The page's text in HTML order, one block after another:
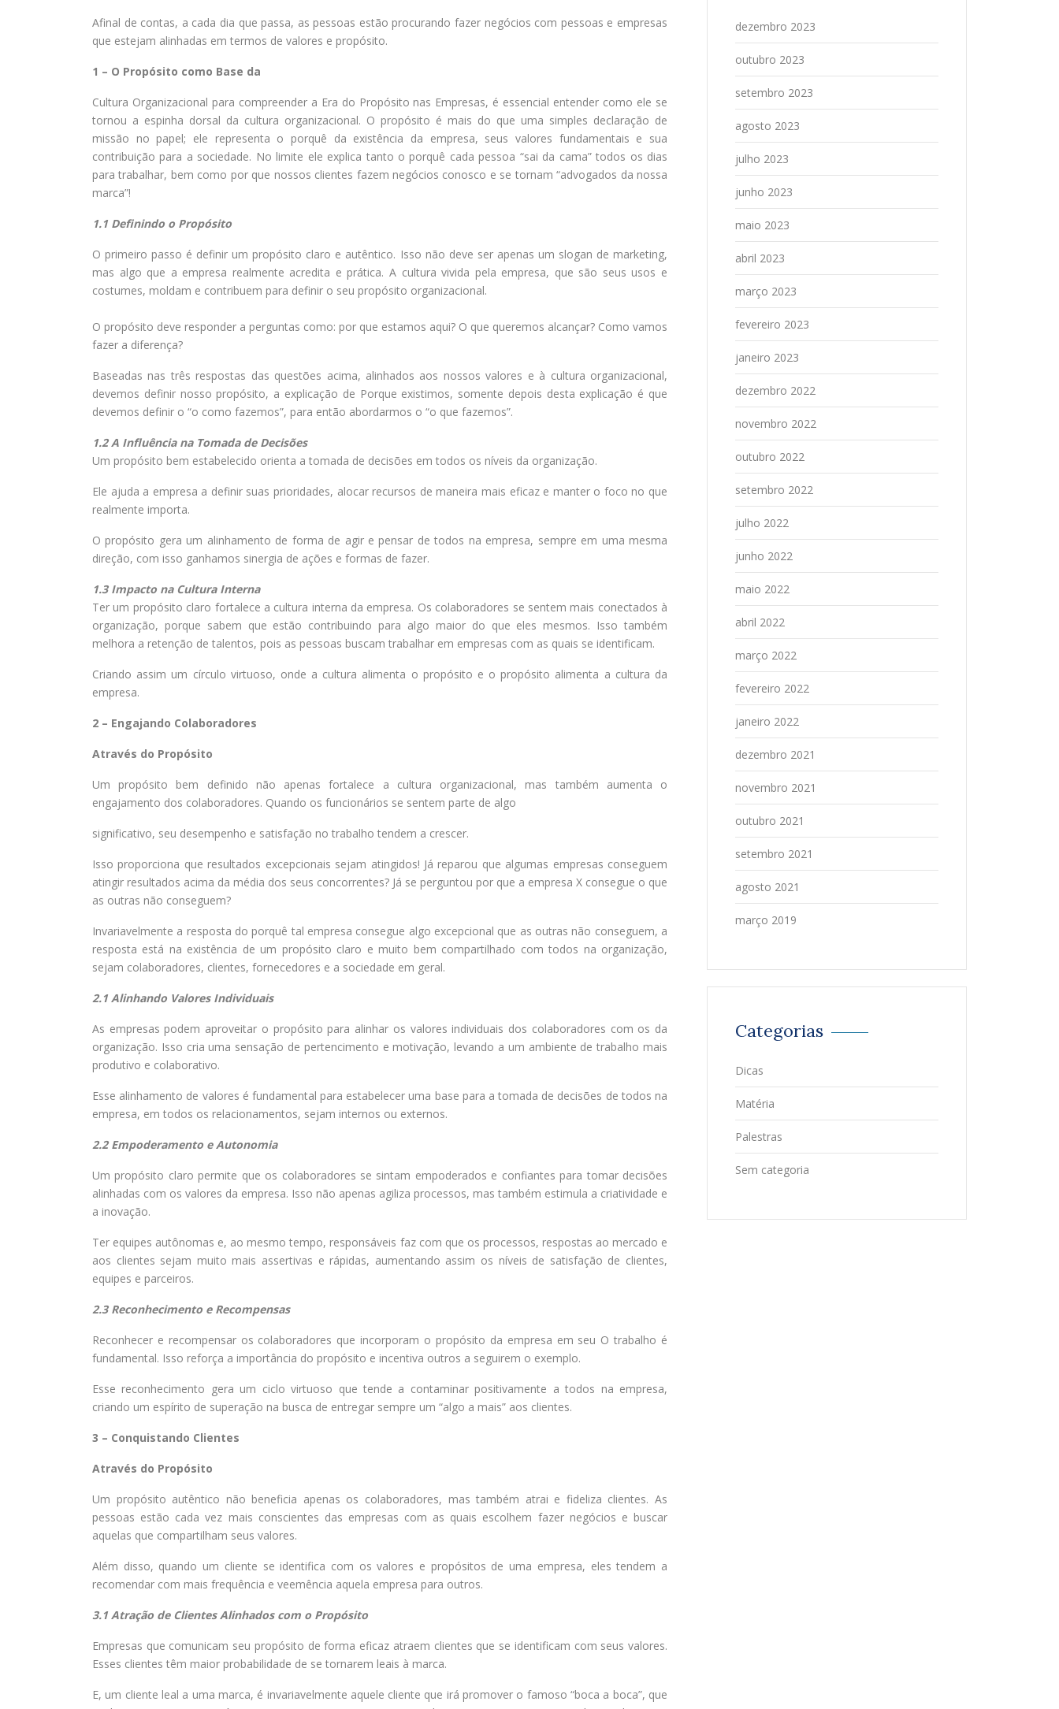
Afinal de contas, a cada dia que passa, as pessoas estão procurando fazer negócios com pessoas e empresas
que estejam alinhadas em termos de valores e propósito.
1 – O Propósito como Base da
Cultura Organizacional para compreender a Era do Propósito nas Empresas, é essencial entender como ele se
tornou a espinha dorsal da cultura organizacional. O propósito é mais do que uma simples declaração de
missão no papel; ele representa o porquê da existência da empresa, seus valores fundamentais e sua
contribuição para a sociedade. No limite ele explica tanto o porquê cada pessoa “sai da cama” todos os dias
para trabalhar, bem como por que nossos clientes fazem negócios conosco e se tornam “advogados da nossa
marca”!
1.1 Definindo o Propósito
O primeiro passo é definir um propósito claro e autêntico. Isso não deve ser apenas um slogan de marketing,
mas algo que a empresa realmente acredita e prática. A cultura vivida pela empresa, que são seus usos e
costumes, moldam e contribuem para definir o seu propósito organizacional.
O propósito deve responder a perguntas como: por que estamos aqui? O que queremos alcançar? Como vamos
fazer a diferença?
Baseadas nas três respostas das questões acima, alinhados aos nossos valores e à cultura organizacional,
devemos definir nosso propósito, a explicação de Porque existimos, somente depois desta explicação é que
devemos definir o “o como fazemos”, para então abordarmos o “o que fazemos”.
1.2 A Influência na Tomada de Decisões
Um propósito bem estabelecido orienta a tomada de decisões em todos os níveis da organização.
Ele ajuda a empresa a definir suas prioridades, alocar recursos de maneira mais eficaz e manter o foco no que
realmente importa.
O propósito gera um alinhamento de forma de agir e pensar de todos na empresa, sempre em uma mesma
direção, com isso ganhamos sinergia de ações e formas de fazer.
1.3 Impacto na Cultura Interna
Ter um propósito claro fortalece a cultura interna da empresa. Os colaboradores se sentem mais conectados à
organização, porque sabem que estão contribuindo para algo maior do que eles mesmos. Isso também
melhora a retenção de talentos, pois as pessoas buscam trabalhar em empresas com as quais se identificam.
Criando assim um círculo virtuoso, onde a cultura alimenta o propósito e o propósito alimenta a cultura da
empresa.
2 – Engajando Colaboradores
Através do Propósito
Um propósito bem definido não apenas fortalece a cultura organizacional, mas também aumenta o
engajamento dos colaboradores. Quando os funcionários se sentem parte de algo
significativo, seu desempenho e satisfação no trabalho tendem a crescer.
Isso proporciona que resultados excepcionais sejam atingidos! Já reparou que algumas empresas conseguem
atingir resultados acima da média dos seus concorrentes? Já se perguntou por que a empresa X consegue o que
as outras não conseguem?
Invariavelmente a resposta do porquê tal empresa consegue algo excepcional que as outras não conseguem, a
resposta está na existência de um propósito claro e muito bem compartilhado com todos na organização,
sejam colaboradores, clientes, fornecedores e a sociedade em geral.
2.1 Alinhando Valores Individuais
As empresas podem aproveitar o propósito para alinhar os valores individuais dos colaboradores com os da
organização. Isso cria uma sensação de pertencimento e motivação, levando a um ambiente de trabalho mais
produtivo e colaborativo.
Esse alinhamento de valores é fundamental para estabelecer uma base para a tomada de decisões de todos na
empresa, em todos os relacionamentos, sejam internos ou externos.
2.2 Empoderamento e Autonomia
Um propósito claro permite que os colaboradores se sintam empoderados e confiantes para tomar decisões
alinhadas com os valores da empresa. Isso não apenas agiliza processos, mas também estimula a criatividade e
a inovação.
Ter equipes autônomas e, ao mesmo tempo, responsáveis faz com que os processos, respostas ao mercado e
aos clientes sejam muito mais assertivas e rápidas, aumentando assim os níveis de satisfação de clientes,
equipes e parceiros.
2.3 Reconhecimento e Recompensas
Reconhecer e recompensar os colaboradores que incorporam o propósito da empresa em seu O trabalho é
fundamental. Isso reforça a importância do propósito e incentiva outros a seguirem o exemplo.
Esse reconhecimento gera um ciclo virtuoso que tende a contaminar positivamente a todos na empresa,
criando um espírito de superação na busca de entregar sempre um “algo a mais” aos clientes.
3 – Conquistando Clientes
Através do Propósito
Um propósito autêntico não beneficia apenas os colaboradores, mas também atrai e fideliza clientes. As
pessoas estão cada vez mais conscientes das empresas com as quais escolhem fazer negócios e buscar
aquelas que compartilham seus valores.
Além disso, quando um cliente se identifica com os valores e propósitos de uma empresa, eles tendem a
recomendar com mais frequência e veemência aquela empresa para outros.
3.1 Atração de Clientes Alinhados com o Propósito
Empresas que comunicam seu propósito de forma eficaz atraem clientes que se identificam com seus valores.
Esses clientes têm maior probabilidade de se tornarem leais à marca.
E, um cliente leal a uma marca, é invariavelmente aquele cliente que irá promover o famoso “boca a boca”, que
dezembro 2023
outubro 2023
setembro 2023
agosto 2023
julho 2023
junho 2023
maio 2023
abril 2023
março 2023
fevereiro 2023
janeiro 2023
dezembro 2022
novembro 2022
outubro 2022
setembro 2022
julho 2022
junho 2022
maio 2022
abril 2022
março 2022
fevereiro 2022
janeiro 2022
dezembro 2021
novembro 2021
outubro 2021
setembro 2021
agosto 2021
março 2019
Categorias
Dicas
Matéria
Palestras
Sem categoria